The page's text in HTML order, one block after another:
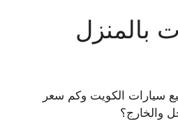
بالمنزل
سيارات الكويت وكم سعر
والخارج؟